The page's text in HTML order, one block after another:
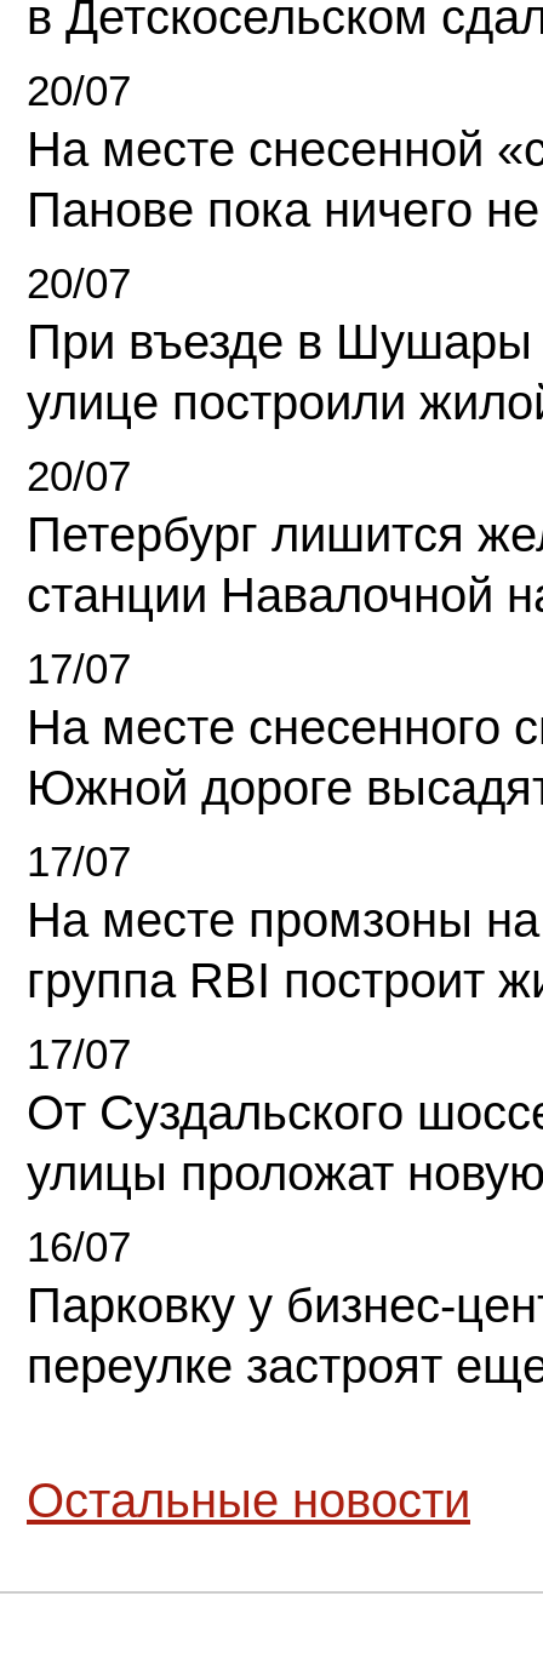
в Детскосельском
20/07
На месте снесенной
Панове пока ничего
20/07
При въезде в Шушары
улице построили
20/07
Петербург лишится
станции Навалочной
17/07
На месте снесенного
Южной дороге
17/07
На месте промзоны
группа RBI построит
17/07
От Суздальского
улицы проложат
16/07
Парковку у бизнес-
переулке застроят
Остальные новости